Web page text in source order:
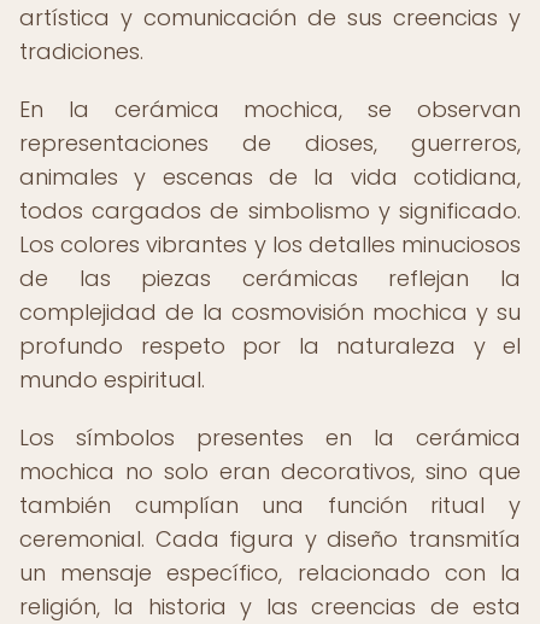
artística y comunicación de sus creencias y
tradiciones.
En la cerámica mochica, se observan
representaciones de dioses, guerreros,
animales y escenas de la vida cotidiana,
todos cargados de simbolismo y significado.
Los colores vibrantes y los detalles minuciosos
de las piezas cerámicas reflejan la
complejidad de la cosmovisión mochica y su
profundo respeto por la naturaleza y el
mundo espiritual.
Los símbolos presentes en la cerámica
mochica no solo eran decorativos, sino que
también cumplían una función ritual y
ceremonial. Cada figura y diseño transmitía
un mensaje específico, relacionado con la
religión, la historia y las creencias de esta